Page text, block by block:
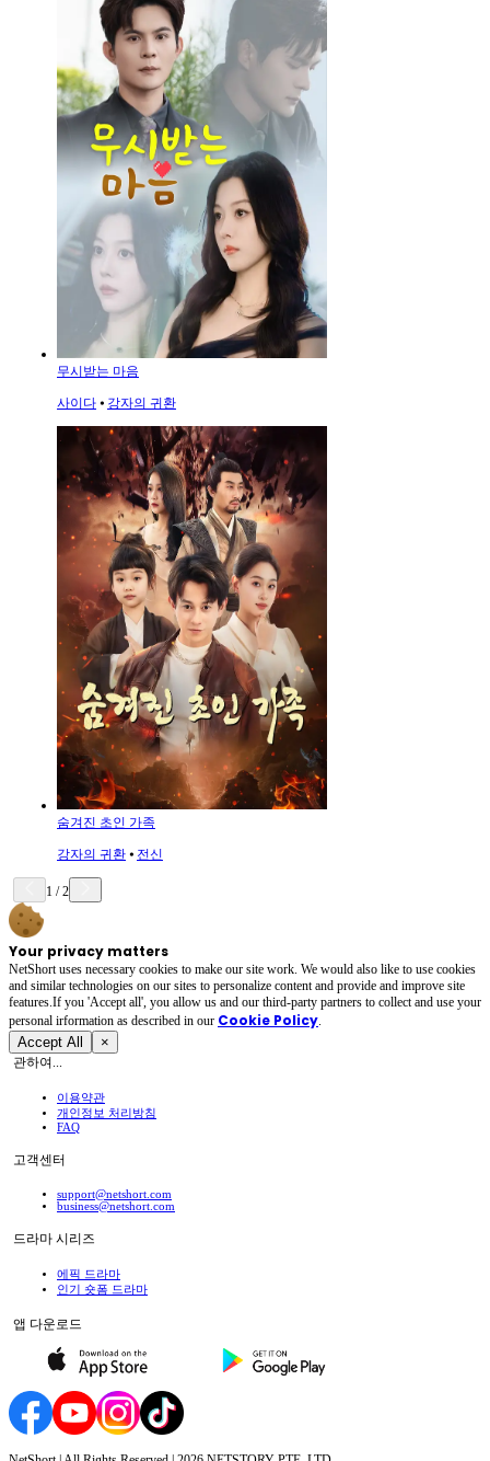
무시받는 마음
사이다 ⦁ 강자의 귀환
숨겨진 초인 가족
강자의 귀환 ⦁ 전신
1 /2
Your privacy matters
NetShort uses necessary cookies to make our site work. We would also like to use cookies
and similar technologies on our sites to personalize content and provide and improve site
features.If you 'Accept all', you allow us and our third-party partners to collect and use your
personal irformation as described in our Cookie Policy.
Accept All ×
관하여...
이용약관
개인정보 처리방침
FAQ
고객센터
support@netshort.com
business@netshort.com
드라마 시리즈
에픽 드라마
인기 숏폼 드라마
앱 다운로드